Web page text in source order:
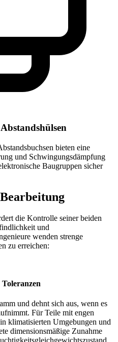
bieten eine
und Schwingungsdämpfung
Baugruppen sicher
die Kontrolle seiner beiden
und
wenden strenge
zu erreichen:
und dehnt sich aus, wenn es
Für Teile mit engen
klimatisierten Umgebungen und
dimensionsmäßige Zunahme